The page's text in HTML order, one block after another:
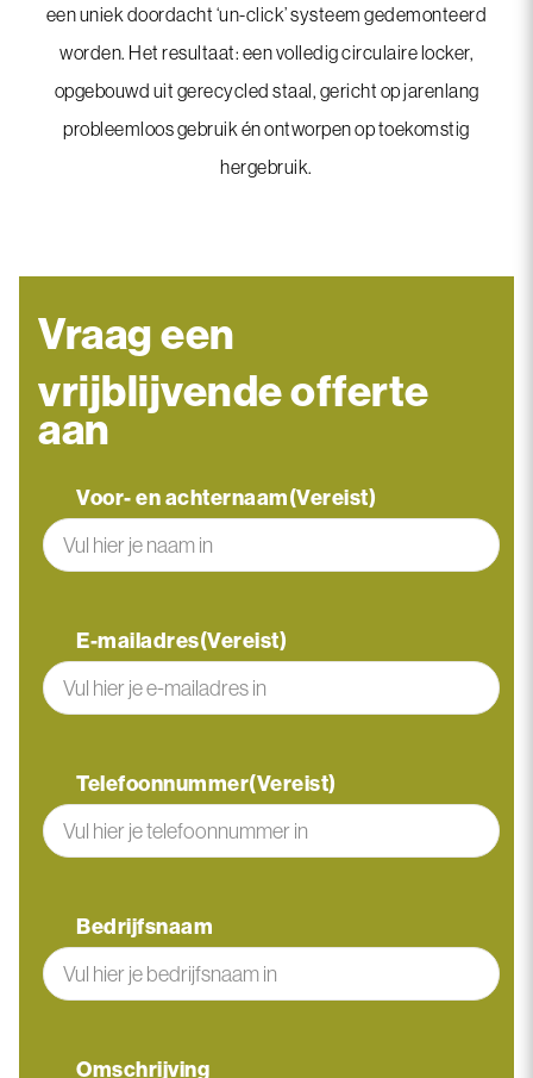
een uniek doordacht ‘un-click’ systeem gedemonteerd
worden. Het resultaat: een volledig circulaire locker,
opgebouwd uit gerecycled staal, gericht op jarenlang
probleemloos gebruik én ontworpen op toekomstig
hergebruik.
Vraag een
vrijblijvende offerte
aan
Voor- en achternaam(Vereist)
achternaam
E-mailadres(Vereist)
Telefoonnummer(Vereist)
Bedrijfsnaam
Omschrijving